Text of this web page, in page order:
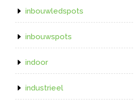
inbouwledspots
inbouwspots
indoor
industrieel